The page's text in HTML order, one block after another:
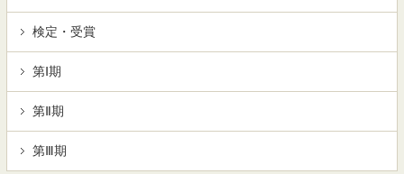
検定・受賞
第Ⅰ期
第Ⅱ期
第Ⅲ期